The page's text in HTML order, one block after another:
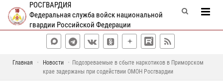
РОСГВАРДИЯ
Федеральная служба войск национальной
гвардии Российской Федерации
Главная Новости
Подозреваемые в сбыте наркотиков в Приморском
крае задержаны при содействии ОМОН Росгвардии